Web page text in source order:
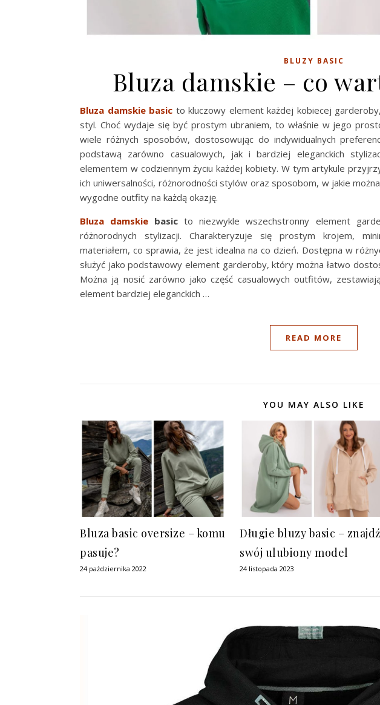
BLUZY BASIC
Bluza damskie – co
Bluza damskie basic to kluczowy element każdej kobiecej
styl. Choć wydaje się być prostym ubraniem, to właśnie w jego
wiele różnych sposobów, dostosowując do indywidualnych
podstawą zarówno casualowych, jak i bardziej eleganckich
elementem w codziennym życiu każdej kobiety. W tym artykule
ich uniwersalności, różnorodności stylów oraz sposobom, w jakie
wygodne outfity na każdą okazję.
Bluza damskie basic to niezwykle wszechstronny element
różnorodnych stylizacji. Charakteryzuje się prostym krojem,
materiałem, co sprawia, że jest idealna na co dzień. Dostępna w
służyć jako podstawowy element garderoby, który można łatwo
Można ją nosić zarówno jako część casualowych outfitów,
element bardziej eleganckich …
READ MORE
YOU MAY ALSO LIKE
Bluza basic oversize – komu
pasuje?
24 października 2022
Długie bluzy basic – znajdź
swój ulubiony model
24 listopada 2023